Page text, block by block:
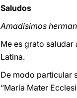
Saludos
Amadísimos
Me es grato
Latina.
De modo particular
“María Mater